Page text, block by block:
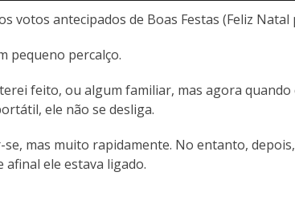
votos antecipados de Boas Festas (Feliz Natal
pequeno percalço.
feito, ou algum familiar, mas agora
ele não se desliga.
se, mas muito rapidamente. No entanto,
afinal ele estava ligado.